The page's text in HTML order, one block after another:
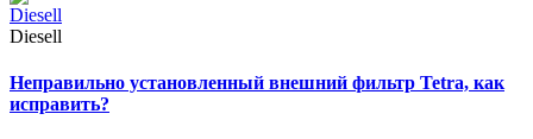
Diesell
Неправильно установленный внешний фильтр Tetra, как
исправить?